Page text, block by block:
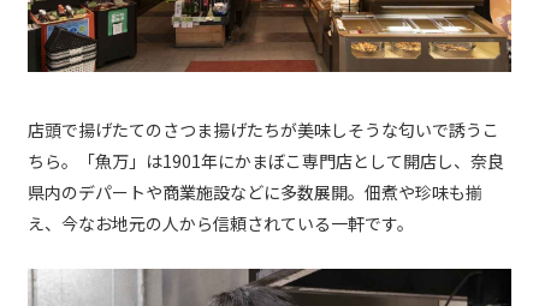
店頭で揚げたてのさつま揚げたちが美味しそうな匂いで誘うこ
ちら。「魚万」は1901年にかまぼこ専門店として開店し、奈良
県内のデパートや商業施設などに多数展開。佃煮や珍味も揃
え、今なお地元の人から信頼されている一軒です。